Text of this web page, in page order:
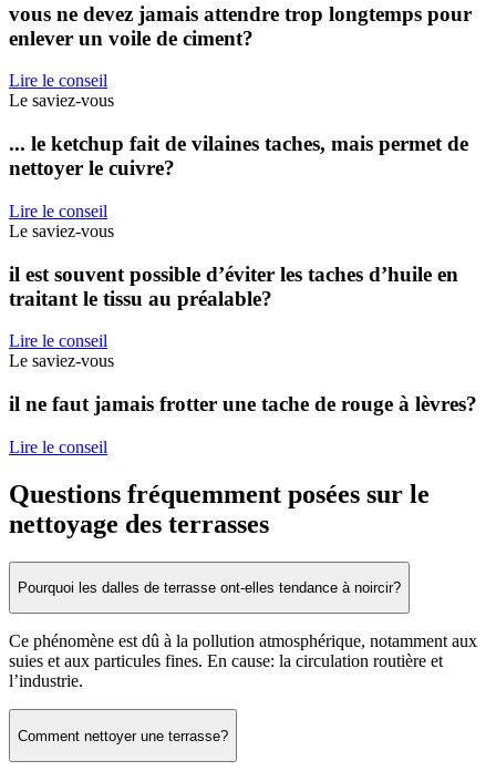
vous ne devez jamais attendre trop longtemps pour
enlever un voile de ciment?
Lire le conseil
Le saviez-vous
... le ketchup fait de vilaines taches, mais permet de
nettoyer le cuivre?
Lire le conseil
Le saviez-vous
il est souvent possible d’éviter les taches d’huile en
traitant le tissu au préalable?
Lire le conseil
Le saviez-vous
il ne faut jamais frotter une tache de rouge à lèvres?
Lire le conseil
Questions fréquemment posées sur le
nettoyage des terrasses
Pourquoi les dalles de terrasse ont-elles tendance à noircir?
Ce phénomène est dû à la pollution atmosphérique, notamment aux
suies et aux particules fines. En cause: la circulation routière et
l’industrie.
Comment nettoyer une terrasse?